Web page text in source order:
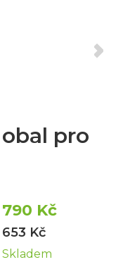
pro
790 Kč
653 Kč
Skladem